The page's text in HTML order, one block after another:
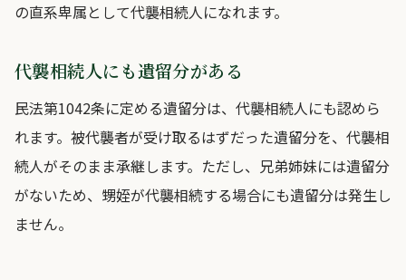
の直系卑属として代襲相続人になれます。
代襲相続人にも遺留分がある
民法第1042条に定める遺留分は、代襲相続人にも認めら
れます。被代襲者が受け取るはずだった遺留分を、代襲相
続人がそのまま承継します。ただし、兄弟姉妹には遺留分
がないため、甥姪が代襲相続する場合にも遺留分は発生し
ません。